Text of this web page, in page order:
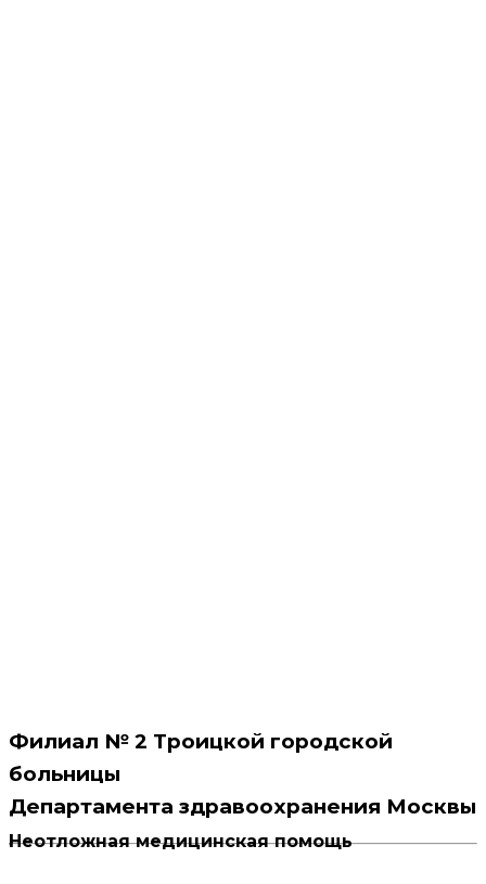
Филиал № 2 Троицкой городской
больницы
Департамента здравоохранения Москвы
Неотложная медицинская помощь